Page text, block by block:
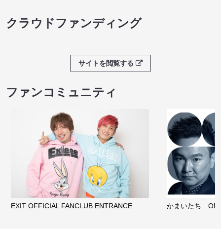
クラウドファンディング
サイトを閲覧する
ファンコミュニティ
EXIT OFFICIAL FANCLUB ENTRANCE かまいたち